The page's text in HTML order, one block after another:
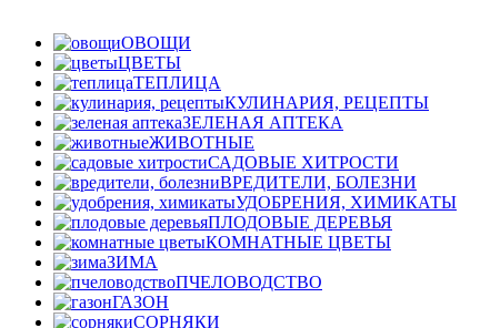
ОВОЩИ
ЦВЕТЫ
ТЕПЛИЦА
КУЛИНАРИЯ, РЕЦЕПТЫ
ЗЕЛЕНАЯ АПТЕКА
ЖИВОТНЫЕ
САДОВЫЕ ХИТРОСТИ
ВРЕДИТЕЛИ, БОЛЕЗНИ
УДОБРЕНИЯ, ХИМИКАТЫ
ПЛОДОВЫЕ ДЕРЕВЬЯ
КОМНАТНЫЕ ЦВЕТЫ
ЗИМА
ПЧЕЛОВОДСТВО
ГАЗОН
СОРНЯКИ